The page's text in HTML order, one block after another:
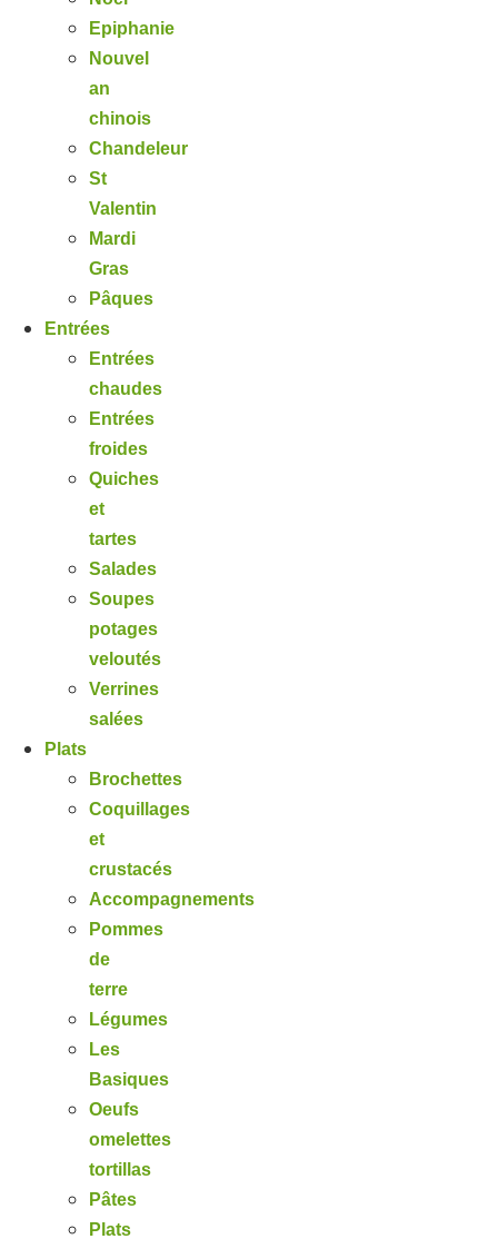
Epiphanie
Nouvel
an
chinois
Chandeleur
St
Valentin
Mardi
Gras
Pâques
Entrées
Entrées
chaudes
Entrées
froides
Quiches
et
tartes
Salades
Soupes
potages
veloutés
Verrines
salées
Plats
Brochettes
Coquillages
et
crustacés
Accompagnements
Pommes
de
terre
Légumes
Les
Basiques
Oeufs
omelettes
tortillas
Pâtes
Plats